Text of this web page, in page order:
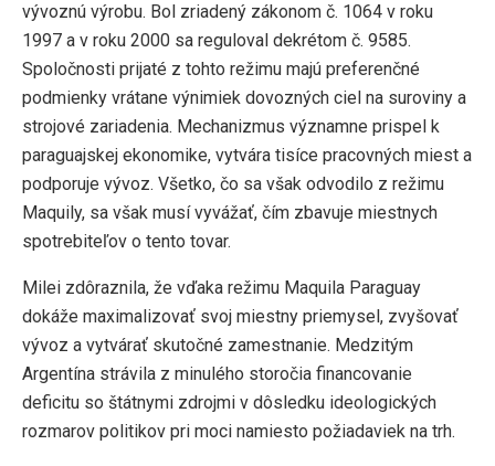
vývoznú výrobu. Bol zriadený zákonom č. 1064 v roku
1997 a v roku 2000 sa reguloval dekrétom č. 9585.
Spoločnosti prijaté z tohto režimu majú preferenčné
podmienky vrátane výnimiek dovozných ciel na suroviny a
strojové zariadenia. Mechanizmus významne prispel k
paraguajskej ekonomike, vytvára tisíce pracovných miest a
podporuje vývoz. Všetko, čo sa však odvodilo z režimu
Maquily, sa však musí vyvážať, čím zbavuje miestnych
spotrebiteľov o tento tovar.
Milei zdôraznila, že vďaka režimu Maquila Paraguay
dokáže maximalizovať svoj miestny priemysel, zvyšovať
vývoz a vytvárať skutočné zamestnanie. Medzitým
Argentína strávila z minulého storočia financovanie
deficitu so štátnymi zdrojmi v dôsledku ideologických
rozmarov politikov pri moci namiesto požiadaviek na trh.